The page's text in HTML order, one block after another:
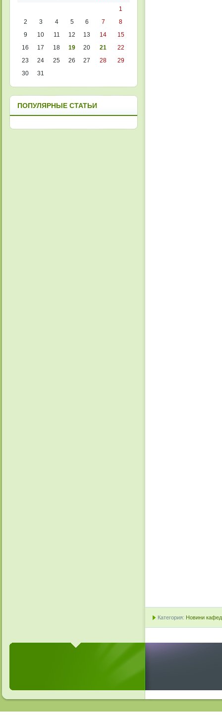
Категория: Новини
1
2
3 4 5 6 7
8
9
10 11 12 13 14
15
16
17 18 19 20 21
22
23
24 25 26 27 28
29
30
31
ПОПУЛЯРНЫЕ СТАТЬИ